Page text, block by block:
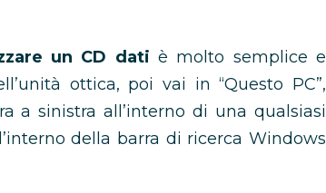
un CD dati è molto semplice e
ottica, poi vai in “Questo PC”,
a sinistra all’interno di una qualsiasi
della barra di ricerca Windows